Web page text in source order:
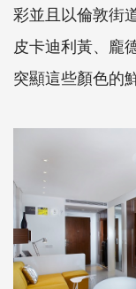
彩並且以倫敦街
皮卡迪利黃、龐
突顯這些顏色的